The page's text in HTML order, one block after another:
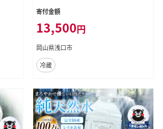
ン
刺
ン
市 黄桃 桃 もも 旬 フルーツ 果物
c2530_8c9a_25_13500_2kg---
寄付金額
13,500円
岡山県浅口市
冷蔵